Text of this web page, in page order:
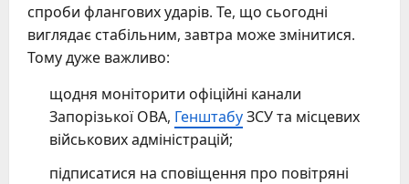
спроби флангових ударів. Те, що сьогодні
виглядає стабільним, завтра може змінитися.
Тому дуже важливо:
щодня моніторити офіційні канали
Запорізької ОВА, ГенштабуЗСУ та місцевих
військових адміністрацій;
підписатися на сповіщення про повітряні